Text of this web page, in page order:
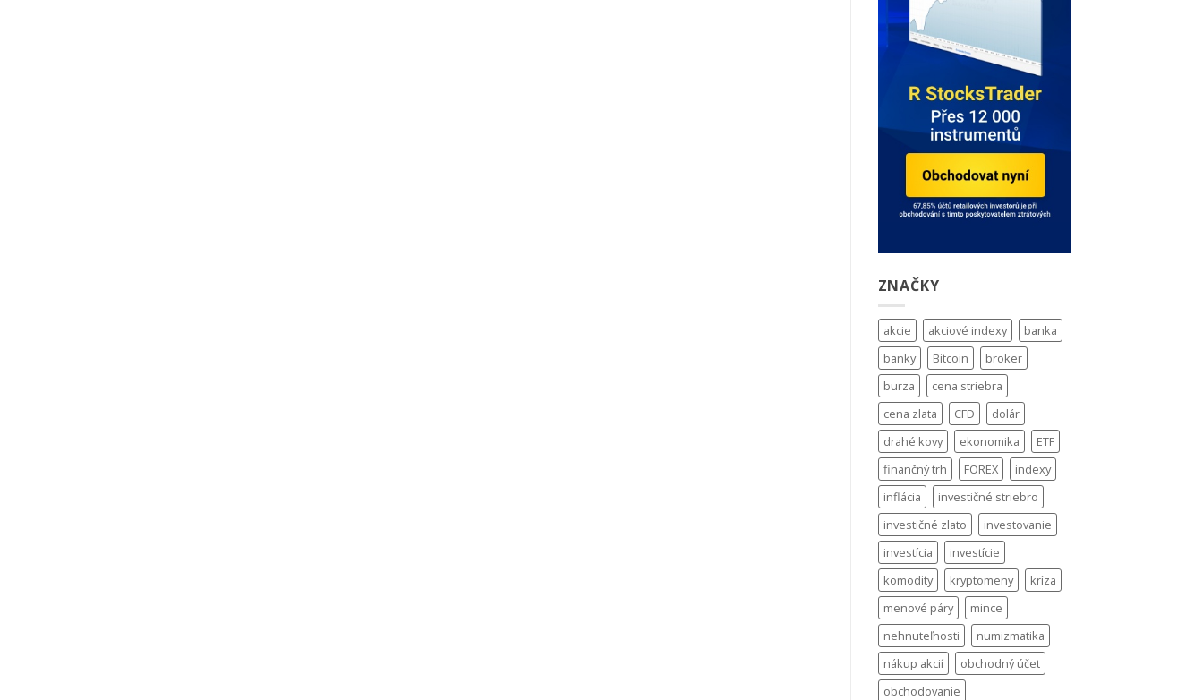
ZNAČKY
akcie akciové indexy
banka
banky
Bitcoin
broker
burza
cena striebra
cena zlata
CFD
dolár
drahé kovy
ekonomika
ETF
finančný trh
FOREX
indexy
inflácia
investičné striebro
investičné zlato
investovanie
investícia
investície
komodity
kryptomeny
kríza
menové páry
mince
nehnuteľnosti
numizmatika
nákup akcií
obchodný účet
obchodovanie